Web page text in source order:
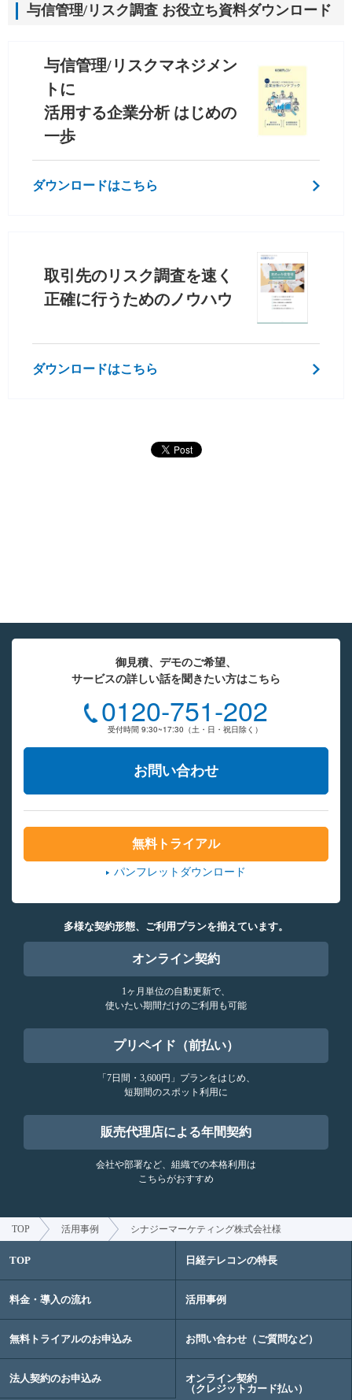
与信管理/リスク調査 お役立ち資料ダウンロード
与信管理/リスクマネジメン
トに
活用する企業分析 はじめの
一歩
ダウンロードはこちら
取引先のリスク調査を速く
正確に行うためのノウハウ
ダウンロードはこちら
御見積、デモのご希望、
サービスの詳しい話を聞きたい方はこちら
0120-751-202
受付時間 9:30~17:30（土・日・祝日除く）
お問い合わせ
無料トライアル
パンフレットダウンロード
多様な契約形態、ご利用プランを揃えています。
オンライン契約
1ヶ月単位の自動更新で、
使いたい期間だけのご利用も可能
プリペイド（前払い）
「7日間・3,600円」プランをはじめ、
短期間のスポット利用に
販売代理店による年間契約
会社や部署など、組織での本格利用は
こちらがおすすめ
TOP 活用事例 シナジーマーケティング株式会社様
TOP 日経テレコンの特長
料金・導入の流れ 活用事例
無料トライアルのお申込み お問い合わせ（ご質問など）
法人契約のお申込み
オンライン契約
（クレジットカード払い）